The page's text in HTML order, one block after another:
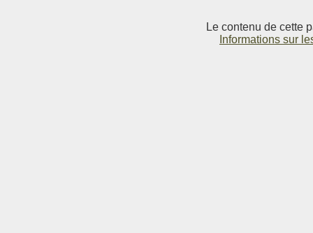
Le contenu de cette
Informations sur